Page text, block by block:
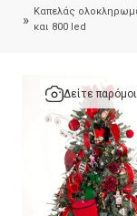
Καπελάς
και 800 led
Δείτε